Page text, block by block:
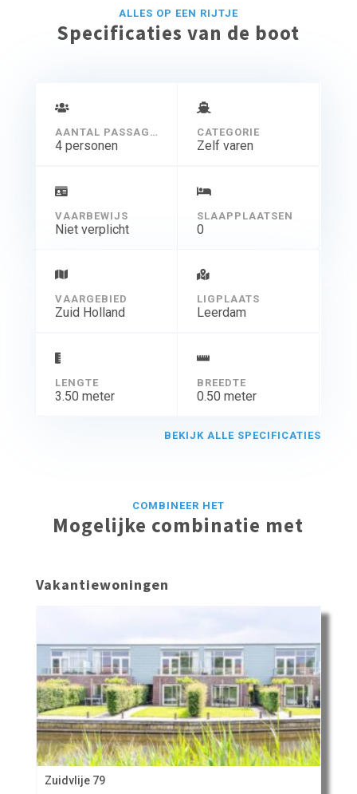
ALLES OP EEN RIJTJE
Specificaties van de boot
AANTAL PASSAGIERS
4 personen
CATEGORIE
Zelf varen
VAARBEWIJS
Niet verplicht
SLAAPPLAATSEN
0
VAARGEBIED
Zuid Holland
LIGPLAATS
Leerdam
LENGTE
3.50 meter
BREEDTE
0.50 meter
BEKIJK ALLE SPECIFICATIES
COMBINEER HET
Mogelijke combinatie met
Vakantiewoningen
Zuidvlije 79